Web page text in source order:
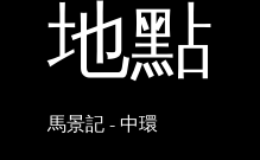
地點
馬景記 - 中環